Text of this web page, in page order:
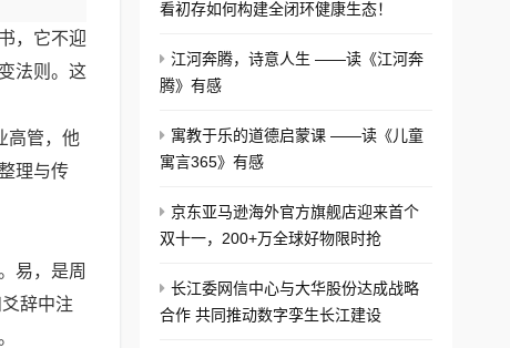
，它不迎
法则。这
高管，他
理与传
易，是周
辞中注
看初存如何构建全闭环健康生态！
江河奔腾，诗意人生 ——读《江河奔
腾》有感
寓教于乐的道德启蒙课 ——读《儿童
寓言365》有感
京东亚马逊海外官方旗舰店迎来首个
双十一，200+万全球好物限时抢
长江委网信中心与大华股份达成战略
合作 共同推动数字孪生长江建设